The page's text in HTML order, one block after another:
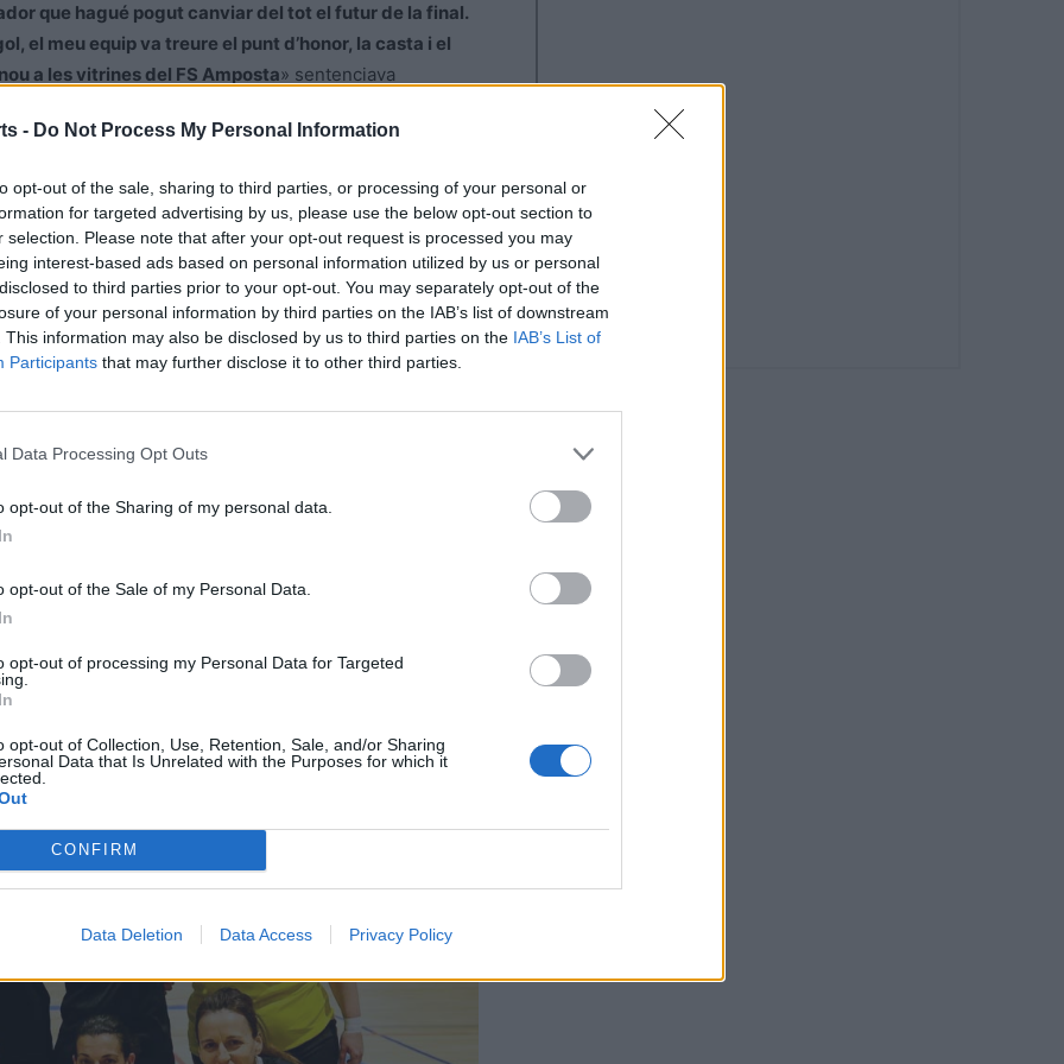
- Do Not Process My Personal Information
opt-out of the sale, sharing to third parties, or processing of your personal or
for targeted advertising by us, please use the below opt-out section to
selection. Please note that after your opt-out request is processed you may
interest-based ads based on personal information utilized by us or personal
to third parties prior to your opt-out. You may separately opt-out of the
of your personal information by third parties on the IAB’s list of downstream
This information may also be disclosed by us to third parties on the IAB’s List of
Participants that may further disclose it to other third parties.
Data Processing Opt Outs
opt-out of the Sharing of my personal data.
opt-out of the Sale of my Personal Data.
opt-out of processing my Personal Data for Targeted
opt-out of Collection, Use, Retention, Sale, and/or Sharing
Data that Is Unrelated with the Purposes for which it
CONFIRM
Data Deletion Data Access Privacy Policy
que hagué pogut canviar del tot el futur de la final.
el meu equip va treure el punt d’honor, la casta i el
a les vitrines del FS Amposta» sentenciava
Roso, Lucia. També van jugar: Emma (ps), Joana Gil,
També van jugar: Pardiñas, Sónia, Núria,
Grogues per a l’ampostina Àngels Benaiges
2-1, Laura Piñol (39′); 3-1, Laia Vidal (44′); 4-1, Laia